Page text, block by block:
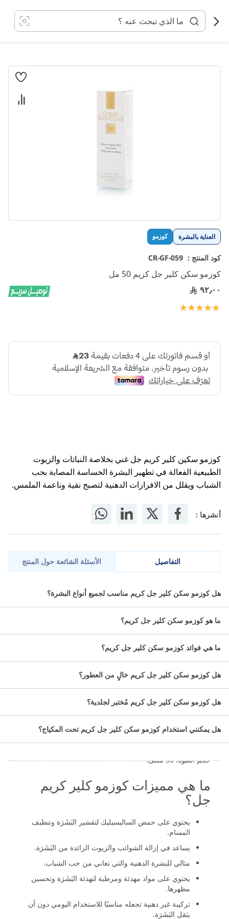
المحتوى
العناية بالبشرة كوزمو
كود المنتج : CR-GF-059
كوزمو سكن كلير جل كريم 50 مل
٩٢٫٠٠
تقييم:
كوزمو سكين كلير كريم جل غني بخلاصة النباتات والزيوت
الطبيعية الفعالة في تطهير البشرة الحساسة المصابة بحب
الشباب ويقلل من الافرازات الدهنية لتصبح نقية وناعمة الملمس.
أنشرها :
انتقل
تخطي
إلى
بداية
معرض
الصور
التفاصيل
كوزمو سكين كلير كريم جل غني بخلاصة النباتات والزيوت
معلومات عن كوزمو سكين كلير جل
كريم:
المكونات:
حمض الساليسيليك.
البانثينول (فيتامين B5) والذي يمكن أن يساعد في تهدئة
البَشَرَة وتقليل التهيج.
حجم العُبْوَة: 50 مللى.
ما هي مميزات كوزمو كلير كريم
جل؟
يحتوي على حمض الساليسيليك لتقشير البَشَرَة وتنظيف
المسام.
يساعد في إزالة الشوائب والزيوت الزائدة من البَشَرَة.
مثالي للبشرة الدهنية والتي تعاني من حب الشباب.
يحتوي على مواد مهدئة ومرطبة لتهدئة البَشَرَة وتحسين
مظهرها.
تركيبة غير دهنية تجعله مناسبًا للاستخدام اليومي دون أن
يثقل البَشَرَة.
الأسئلة الشائعة حول المنتج
هل كوزمو سكن كلير جل كريم مناسب لجميع أنواع البشرة؟
ما هو كوزمو سكن كلير جل كريم؟
ما هي فوائد كوزمو سكن كلير جل كريم؟
هل كوزمو سكن كلير جل كريم خالٍ من العطور؟
هل كوزمو سكن كلير جل كريم مُختبر لجلدية؟
هل يمكنني استخدام كوزمو سكن كلير جل كريم تحت المكياج؟